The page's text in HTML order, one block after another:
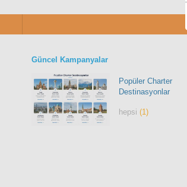
Güncel Kampanyalar
Popüler Charter
Destinasyonlar
hepsi(1)